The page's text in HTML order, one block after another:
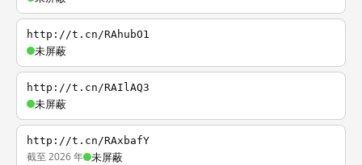
http://t.cn/RAhubO1
未屏蔽
http://t.cn/RAIlAQ3
未屏蔽
http://t.cn/RAxbafY
截至 2026 年 未屏蔽